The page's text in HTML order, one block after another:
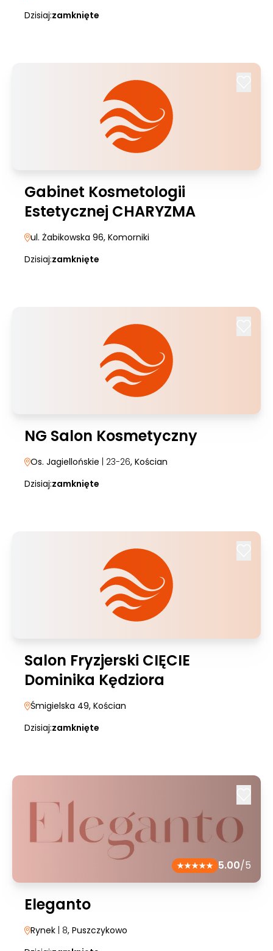
Dzisiaj:zamknięte
Gabinet Kosmetologii
Estetycznej CHARYZMA
ul. Żabikowska 96, Komorniki
Dzisiaj:zamknięte
NG Salon Kosmetyczny
Os. Jagiellońskie | 23-26, Kościan
Dzisiaj:zamknięte
Salon Fryzjerski CIĘCIE
Dominika Kędziora
Śmigielska 49, Kościan
Dzisiaj:zamknięte
5.00/5
Eleganto
Rynek | 8, Puszczykowo